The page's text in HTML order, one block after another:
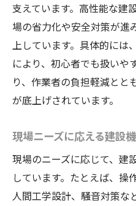
支えています。高性能な建
場の省力化や安全対策が進
上しています。具体的には
により、初心者でも扱いや
り、作業者の負担軽減とと
が底上げされています。
現場ニーズに応える建設
現場のニーズに応じて、建
しています。たとえば、操
人間工学設計、騒音対策な